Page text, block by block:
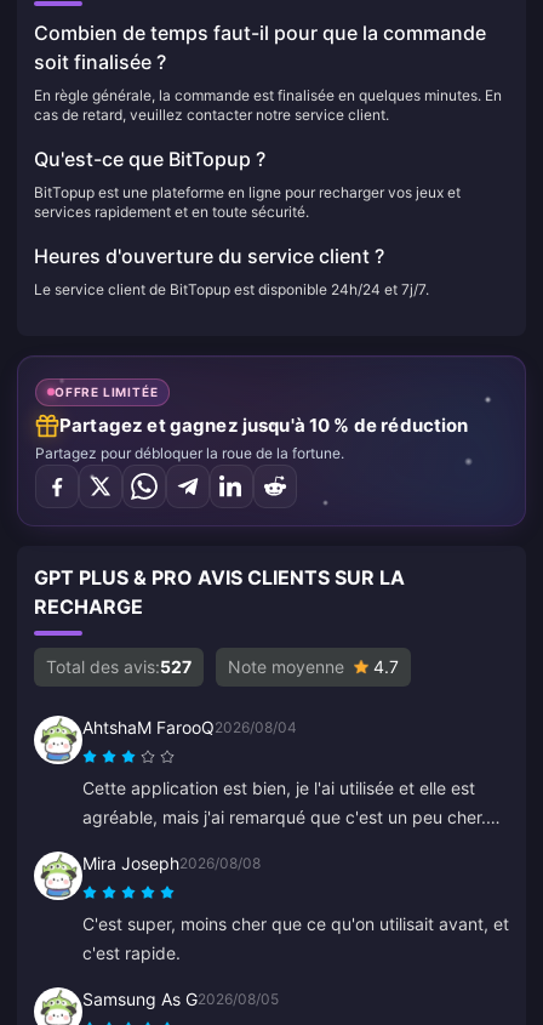
Combien de temps faut-il pour que la commande
soit finalisée ?
En règle générale, la commande est finalisée en quelques minutes. En
cas de retard, veuillez contacter notre service client.
Qu'est-ce que BitTopup ?
BitTopup est une plateforme en ligne pour recharger vos jeux et
services rapidement et en toute sécurité.
Heures d'ouverture du service client ?
Le service client de BitTopup est disponible 24h/24 et 7j/7.
OFFRE LIMITÉE
Partagez et gagnez jusqu'à 10 % de réduction
Partagez pour débloquer la roue de la fortune.
GPT PLUS & PRO AVIS CLIENTS SUR LA
RECHARGE
Total des avis:527 Note moyenne 4.7
AhtshaM FarooQ2026/08/04
Cette application est bien, je l'ai utilisée et elle est
agréable, mais j'ai remarqué que c'est un peu cher.
bonnes offres.
Mira Joseph2026/08/08
C'est super, moins cher que ce qu'on utilisait avant, et
c'est rapide.
Samsung As G2026/08/05